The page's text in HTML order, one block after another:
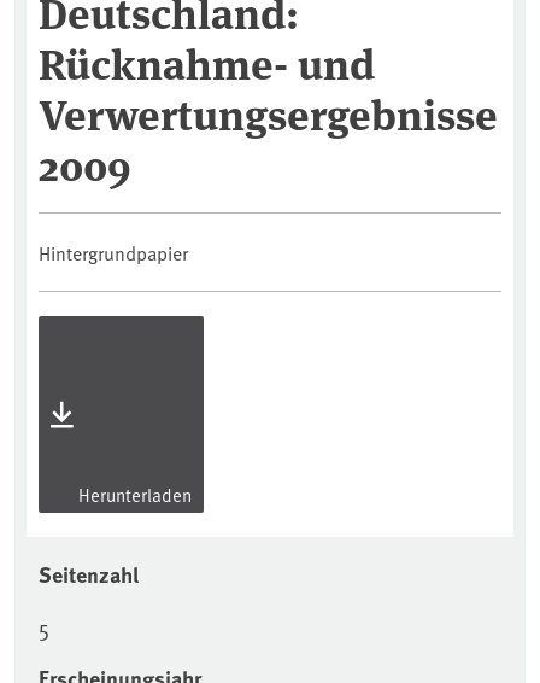
Rücknahme- und
Verwertungsergebnisse
2009
Hintergrundpapier
Herunterladen
Seitenzahl
5